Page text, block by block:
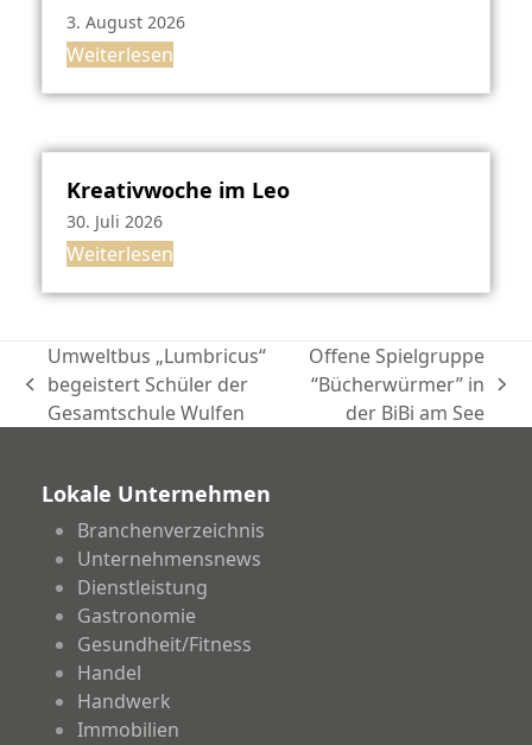
3. August 2026
Weiterlesen
Kreativwoche im Leo
30. Juli 2026
Weiterlesen
vorheriger
Beitrag:
Umweltbus „Lumbricus“
begeistert Schüler der
Gesamtschule Wulfen
Nächster
Beitrag:
Offene Spielgruppe
“Bücherwürmer” in
der BiBi am See
Lokale Unternehmen
Branchenverzeichnis
Unternehmensnews
Dienstleistung
Gastronomie
Gesundheit/Fitness
Handel
Handwerk
Immobilien